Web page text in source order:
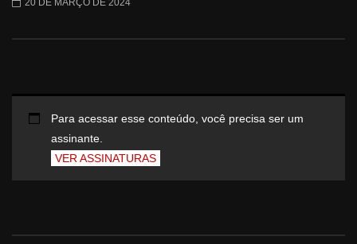
20 DE MARÇO DE 2024
Para acessar esse conteúdo, você precisa ser um
assinante.
VER ASSINATURAS